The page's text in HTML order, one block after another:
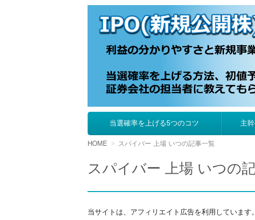
IPO（新規公開株）の
ン
テ
ツ
へ
動
当選確率を上げる5つのコツ 主
HOME スパイバー 上場 いつの記事一覧
スパイバー 上場 いつの
当サイトは、アフィリエイト広告を利用しています。